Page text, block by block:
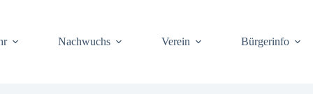
Nach­wuchs Ver­ein Bür­ger­info